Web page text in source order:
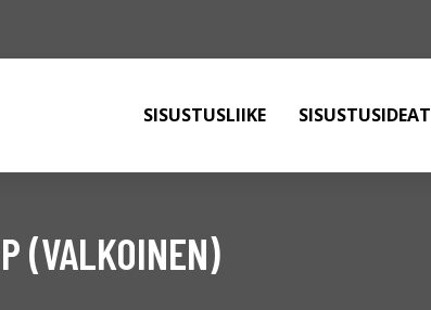
SISUSTUSLIIKE SISUSTUSIDEAT
(VALKOINEN)